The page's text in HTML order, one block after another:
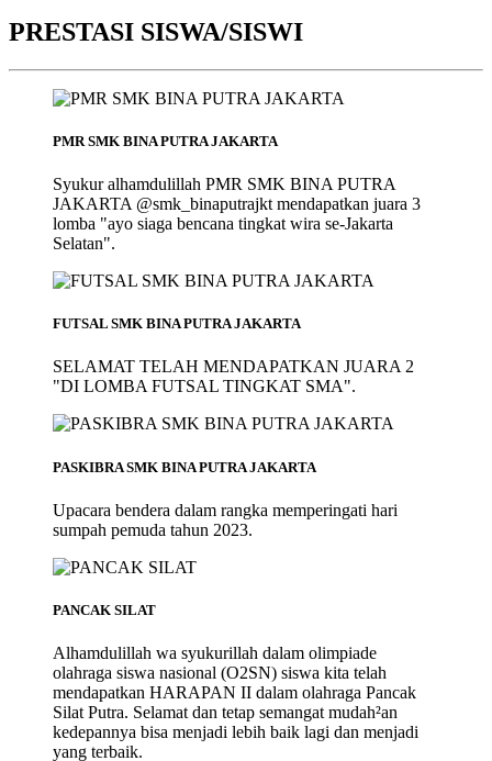
PRESTASI SISWA/SISWI
PMR SMK BINA PUTRA JAKARTA
Syukur alhamdulillah PMR SMK BINA PUTRA
JAKARTA @smk_binaputrajkt mendapatkan juara 3
lomba "ayo siaga bencana tingkat wira se-Jakarta
Selatan".
FUTSAL SMK BINA PUTRA JAKARTA
SELAMAT TELAH MENDAPATKAN JUARA 2
"DI LOMBA FUTSAL TINGKAT SMA".
PASKIBRA SMK BINA PUTRA JAKARTA
Upacara bendera dalam rangka memperingati hari
sumpah pemuda tahun 2023.
PANCAK SILAT
Alhamdulillah wa syukurillah dalam olimpiade
olahraga siswa nasional (O2SN) siswa kita telah
mendapatkan HARAPAN II dalam olahraga Pancak
Silat Putra. Selamat dan tetap semangat mudah²an
kedepannya bisa menjadi lebih baik lagi dan menjadi
yang terbaik.